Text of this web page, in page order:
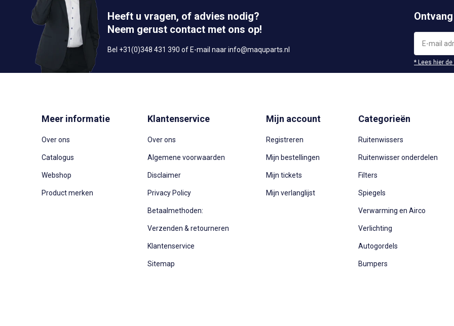
Heeft u vragen, of advies nodig?
Neem gerust contact met ons op!
Bel +31(0)348 431 390 of E-mail naarinfo@maquparts.nl
* Lees hier
Meer informatie
Over ons
Catalogus
Webshop
Product merken
Klantenservice
Over ons
Algemene voorwaarden
Disclaimer
Privacy Policy
Betaalmethoden:
Verzenden & retourneren
Klantenservice
Sitemap
Mijn account
Registreren
Mijn bestellingen
Mijn tickets
Mijn verlanglijst
Categorieën
Ruitenwissers
Ruitenwisser onderdelen
Filters
Spiegels
Verwarming en Airco
Verlichting
Autogordels
Bumpers